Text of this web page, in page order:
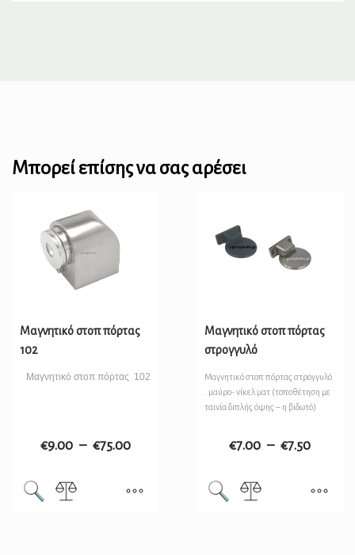
Μπορεί επίσης να σας αρέσει
Μαγνητικό στοπ πόρτας
102
Μαγνητικό στοπ πόρτας 102
€9.00 – €75.00
Μαγνητικό στοπ πόρτας
στρογγυλό
Μαγνητικό στοπ πόρτας στρογγυλό
. μαύρο- νίκελ ματ (τοποθέτηση με
ταινία διπλής όψης – η βιδωτό)
€7.00 – €7.50